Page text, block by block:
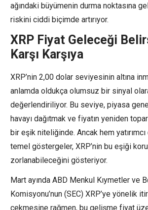
ağındaki büyümenin durma noktasına
riskini ciddi biçimde artırıyor.
XRP Fiyat Geleceği
Karşı Karşıya
XRP’nin 2,00 dolar seviyesinin altına
anlamda oldukça olumsuz bir sinyal
değerlendiriliyor. Bu seviye, piyasa
havayı dağıtmak ve fiyatın yeniden
bir eşik niteliğinde. Ancak hem yatırımcı
temel göstergeler, XRP’nin bu eşiği
zorlanabileceğini gösteriyor.
Mart ayında ABD Menkul Kıymetler ve
Komisyonu’nun (SEC) XRP’ye yönelik
çekmesine rağmen, bu gelişme fiyat